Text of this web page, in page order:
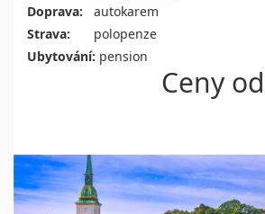
Doprava:
autokarem
Strava:
polopenze
Ubytování: pension
Ceny od